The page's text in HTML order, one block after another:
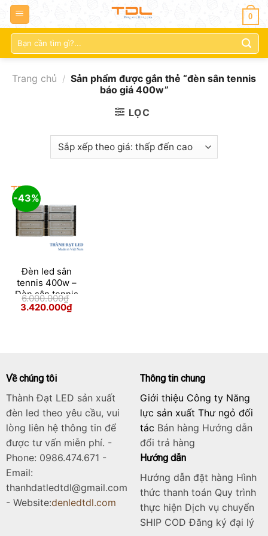
0
Tìm
kiếm:
Trang chủ / Sản phẩm được gắn thẻ “đèn sân tennis
báo giá 400w”
LỌC
-43%
Đèn led sân
tennis 400w –
Đèn sân tennis
400w module
6.000.000₫
Giá
gốc
3.420.000₫Giá
Về chúng tôi
Thành Đạt LED sản xuất
đèn led theo yêu cầu, vui
lòng liên hệ thông tin để
được tư vấn miễn phí. -
Phone: 0986.474.671 -
Email:
thanhdatledtdl@gmail.com
- Website:denledtdl.com
Thông tin chung
Giới thiệu Công ty Năng
lực sản xuất Thư ngỏ đối
tác Bán hàng Hướng dẫn
đổi trả hàng
Hướng dẫn
Hướng dẫn đặt hàng Hình
thức thanh toán Quy trình
thực hiện Dịch vụ chuyển
SHIP COD Đăng ký đại lý